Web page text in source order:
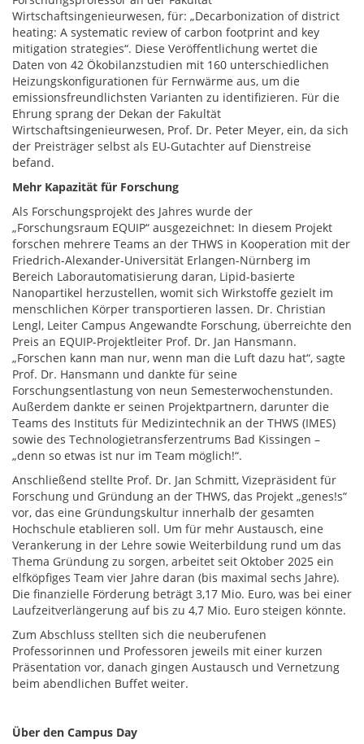
Wirtschaftsingenieurwesen, für: „Decarbonization of district
heating: A systematic review of carbon footprint and key
mitigation strategies“. Diese Veröffentlichung wertet die
Daten von 42 Ökobilanzstudien mit 160 unterschiedlichen
Heizungskonfigurationen für Fernwärme aus, um die
emissionsfreundlichsten Varianten zu identifizieren. Für die
Ehrung sprang der Dekan der Fakultät
Wirtschaftsingenieurwesen, Prof. Dr. Peter Meyer, ein, da sich
der Preisträger selbst als EU-Gutachter auf Dienstreise
befand.
Mehr Kapazität für Forschung
Als Forschungsprojekt des Jahres wurde der
„Forschungsraum EQUIP“ ausgezeichnet: In diesem Projekt
forschen mehrere Teams an der THWS in Kooperation mit der
Friedrich-Alexander-Universität Erlangen-Nürnberg im
Bereich Laborautomatisierung daran, Lipid-basierte
Nanopartikel herzustellen, womit sich Wirkstoffe gezielt im
menschlichen Körper transportieren lassen. Dr. Christian
Lengl, Leiter Campus Angewandte Forschung, überreichte den
Preis an EQUIP-Projektleiter Prof. Dr. Jan Hansmann.
„Forschen kann man nur, wenn man die Luft dazu hat“, sagte
Prof. Dr. Hansmann und dankte für seine
Forschungsentlastung von neun Semesterwochenstunden.
Außerdem dankte er seinen Projektpartnern, darunter die
Teams des Instituts für Medizintechnik an der THWS (IMES)
sowie des Technologietransferzentrums Bad Kissingen –
„denn so etwas ist nur im Team möglich!“.
Anschließend stellte Prof. Dr. Jan Schmitt, Vizepräsident für
Forschung und Gründung an der THWS, das Projekt „genes!s“
vor, das eine Gründungskultur innerhalb der gesamten
Hochschule etablieren soll. Um für mehr Austausch, eine
Verankerung in der Lehre sowie Weiterbildung rund um das
Thema Gründung zu sorgen, arbeitet seit Oktober 2025 ein
elfköpfiges Team vier Jahre daran (bis maximal sechs Jahre).
Die finanzielle Förderung beträgt 3,17 Mio. Euro, was bei einer
Laufzeitverlängerung auf bis zu 4,7 Mio. Euro steigen könnte.
Zum Abschluss stellten sich die neuberufenen
Professorinnen und Professoren jeweils mit einer kurzen
Präsentation vor, danach gingen Austausch und Vernetzung
beim abendlichen Buffet weiter.
Über den Campus Day